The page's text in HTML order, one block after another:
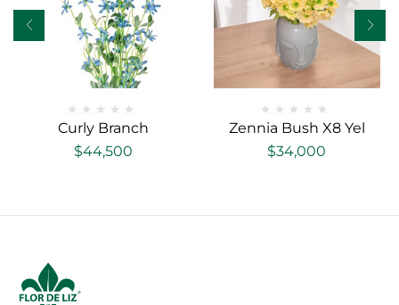
Curly Branch
$44,500
Zennia Bush X8 Yel
$34,000